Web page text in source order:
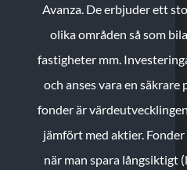
Avanza. De erbjuder ett
olika områden så som
fastigheter mm.
och anses vara en säkrare
fonder är
jämfört med aktier.
när man spara långsiktigt